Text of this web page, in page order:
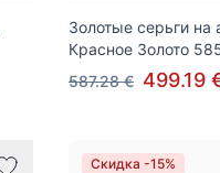
Золотые серьги на
Красное Золото
587.28 € 499.19
Скидка -15%